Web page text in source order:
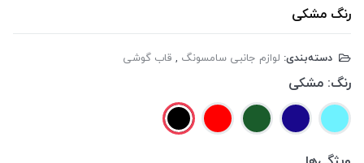
رنگ مشکی
دسته‌بندی: لوازم جانبی سامسونگ , قاب گوشی
رنگ: مشکی